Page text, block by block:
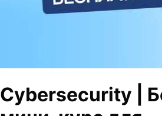
Cybersecurity |